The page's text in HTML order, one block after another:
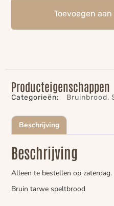
Toevoegen
Producteigenschappen
Categorieën: Bruinbrood,
Beschrijving
Beschrijving
Alleen te bestellen op zaterdag.
Bruin tarwe speltbrood